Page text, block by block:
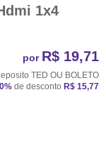
1x4
por R$ 19,71
TED OU BOLETO
de desconto R$ 15,77